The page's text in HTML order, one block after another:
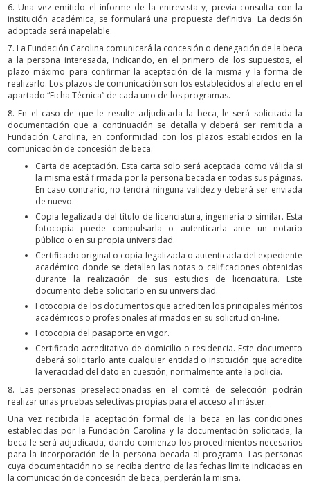
6. Una vez emitido el informe de la entrevista y, previa consulta con la
institución académica, se formulará una propuesta definitiva. La decisión
adoptada será inapelable.
7. La Fundación Carolina comunicará la concesión o denegación de la beca
a la persona interesada, indicando, en el primero de los supuestos, el
plazo máximo para confirmar la aceptación de la misma y la forma de
realizarlo. Los plazos de comunicación son los establecidos al efecto en el
apartado “Ficha Técnica” de cada uno de los programas.
8. En el caso de que le resulte adjudicada la beca, le será solicitada la
documentación que a continuación se detalla y deberá ser remitida a
Fundación Carolina, en conformidad con los plazos establecidos en la
comunicación de concesión de beca.
Carta de aceptación. Esta carta solo será aceptada como válida si
la misma está firmada por la persona becada en todas sus páginas.
En caso contrario, no tendrá ninguna validez y deberá ser enviada
de nuevo.
Copia legalizada del título de licenciatura, ingeniería o similar. Esta
fotocopia puede compulsarla o autenticarla ante un notario
público o en su propia universidad.
Certificado original o copia legalizada o autenticada del expediente
académico donde se detallen las notas o calificaciones obtenidas
durante la realización de sus estudios de licenciatura. Este
documento debe solicitarlo en su universidad.
Fotocopia de los documentos que acrediten los principales méritos
académicos o profesionales afirmados en su solicitud on-line.
Fotocopia del pasaporte en vigor.
Certificado acreditativo de domicilio o residencia. Este documento
deberá solicitarlo ante cualquier entidad o institución que acredite
la veracidad del dato en cuestión; normalmente ante la policía.
8. Las personas preseleccionadas en el comité de selección podrán
realizar unas pruebas selectivas propias para el acceso al máster.
Una vez recibida la aceptación formal de la beca en las condiciones
establecidas por la Fundación Carolina y la documentación solicitada, la
beca le será adjudicada, dando comienzo los procedimientos necesarios
para la incorporación de la persona becada al programa. Las personas
cuya documentación no se reciba dentro de las fechas límite indicadas en
la comunicación de concesión de beca, perderán la misma.